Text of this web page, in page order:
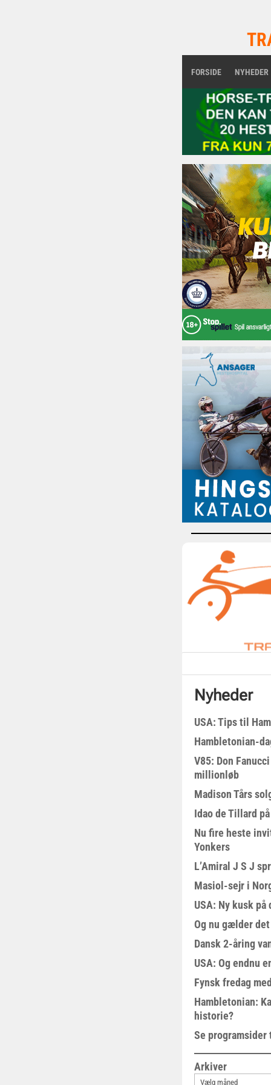
FORSIDE NYHEDER
Nyheder
USA: Tips til
Hambletonian-
V85: Don
millionløb
Madison Tårs
Idao de Tillard
Nu fire heste
Yonkers
L’Amiral J S J
Masiol-sejr i
USA: Ny kusk på
Og nu gælder
Dansk 2-åring
USA: Og endnu
Fynsk fredag
Hambletonian:
historie?
Se
Arkiver